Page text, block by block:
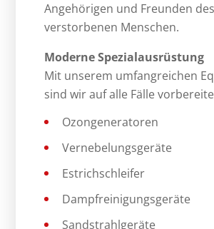
Angehörigen und Freunden des
verstorbenen Menschen.
Moderne Spezialausrüstung
Mit unserem umfangreichen
sind wir auf alle Fälle
Ozongeneratoren
Vernebelungsgeräte
Estrichschleifer
Dampfreinigungsgeräte
Sandstrahlgeräte